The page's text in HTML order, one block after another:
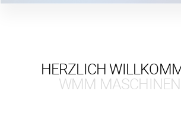
HERZLICH
WMM